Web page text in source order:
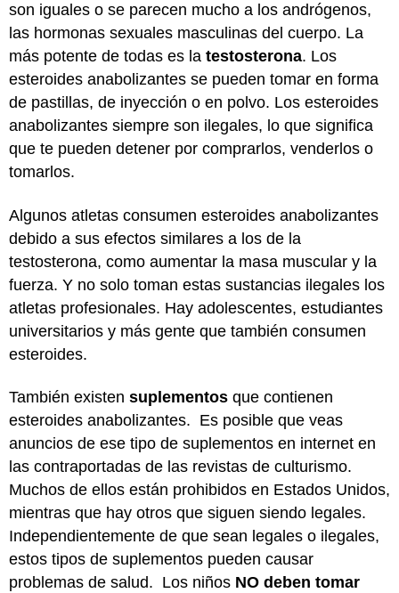
son iguales o se parecen mucho a los andrógenos,
las hormonas sexuales masculinas del cuerpo. La
más potente de todas es la testosterona. Los
esteroides anabolizantes se pueden tomar en forma
de pastillas, de inyección o en polvo. Los esteroides
anabolizantes siempre son ilegales, lo que significa
que te pueden detener por comprarlos, venderlos o
tomarlos.
Algunos atletas consumen esteroides anabolizantes
debido a sus efectos similares a los de la
testosterona, como aumentar la masa muscular y la
fuerza. Y no solo toman estas sustancias ilegales los
atletas profesionales. Hay adolescentes, estudiantes
universitarios y más gente que también consumen
esteroides.
También existen suplementos que contienen
esteroides anabolizantes. Es posible que veas
anuncios de ese tipo de suplementos en internet en
las contraportadas de las revistas de culturismo.
Muchos de ellos están prohibidos en Estados Unidos,
mientras que hay otros que siguen siendo legales.
Independientemente de que sean legales o ilegales,
estos tipos de suplementos pueden causar
problemas de salud. Los niños NO deben tomar